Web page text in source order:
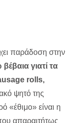
παράδοση στην
γιατί τα
rolls,
ψητό της
«έθιμο» είναι η
απαραιτήτως